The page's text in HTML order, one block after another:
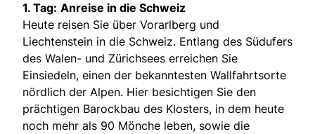
1. Tag: Anreise in die Schweiz
Heute reisen Sie über Vorarlberg und
Liechtenstein in die Schweiz. Entlang des Südufers
des Walen- und Zürichsees erreichen Sie
Einsiedeln, einen der bekanntesten Wallfahrtsorte
nördlich der Alpen. Hier besichtigen Sie den
prächtigen Barockbau des Klosters, in dem heute
noch mehr als 90 Mönche leben, sowie die